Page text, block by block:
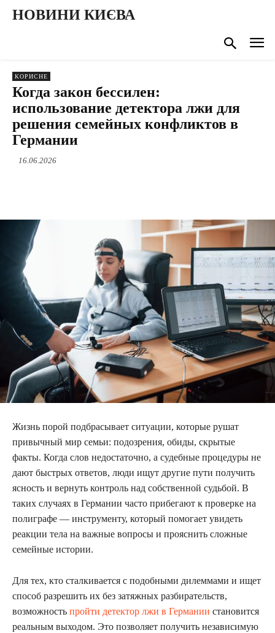
НОВИНИ КИЄВА
КОРИСНЕ
Когда закон бессилен:
использование детектора лжи для
решения семейных конфликтов в
Германии
16.06.2026
Жизнь порой подбрасывает ситуации, которые рушат
привычный мир семьи: подозрения, обиды, скрытые
факты. Когда слов недостаточно, а судебные процедуры не
дают быстрых ответов, люди ищут другие пути получить
ясность и вернуть контроль над собственной судьбой. В
таких случаях в Германии часто прибегают к проверке на
полиграфе — инструменту, который помогает увидеть
реакции тела на важные вопросы и прояснить сложные
семейные истории.
Для тех, кто сталкивается с подобными дилеммами и ищет
способ разрешить их без затяжных разбирательств,
возможность пройти детектор лжи в Германии становится
реальным выходом. Это позволяет получить независимую